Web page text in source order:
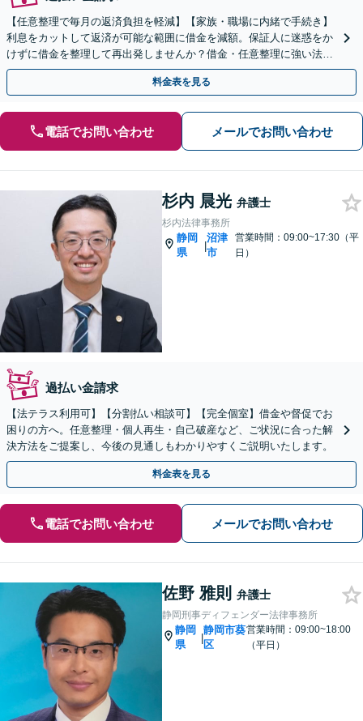
【任意整理で毎月の返済負担を軽減】【家族・職場に内緒で手続き】
利息をカットして返済が可能な範囲に借金を減額。保証人に迷惑をか
けずに借金を整理して再出発しませんか？借金・任意整理に強い法律
事務所【実績5,000件以上】【財産を残して借金整理】
料金表を見る
電話でお問い合わせ メールでお問い合わせ
杉内 晨光 弁護士
杉内法律事務所
静岡
県
|
沼津
市
営業時間：09:00~17:30（平
日）
過払い金請求
【法テラス利用可】【分割払い相談可】【完全個室】借金や督促でお
困りの方へ。任意整理・個人再生・自己破産など、ご状況に合った解
決方法をご提案し、今後の見通しもわかりやすくご説明いたします。
料金表を見る
電話でお問い合わせ メールでお問い合わせ
佐野 雅則 弁護士
静岡刑事ディフェンダー法律事務所
静岡
県
|
静岡市葵
区
営業時間：09:00~18:00
（平日）